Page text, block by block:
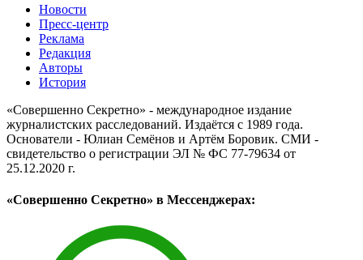
Новости
Пресс-центр
Реклама
Редакция
Авторы
История
«Совершенно Секретно» - международное издание
журналистских расследований. Издаётся с 1989 года.
Основатели - Юлиан Семёнов и Артём Боровик. CМИ -
свидетельство о регистрации ЭЛ № ФС 77-79634 от
25.12.2020 г.
«Совершенно Секретно» в Мессенджерах: